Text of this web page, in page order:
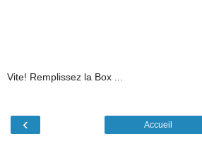
Vite! Remplissez la Box ...
‹ Accueil